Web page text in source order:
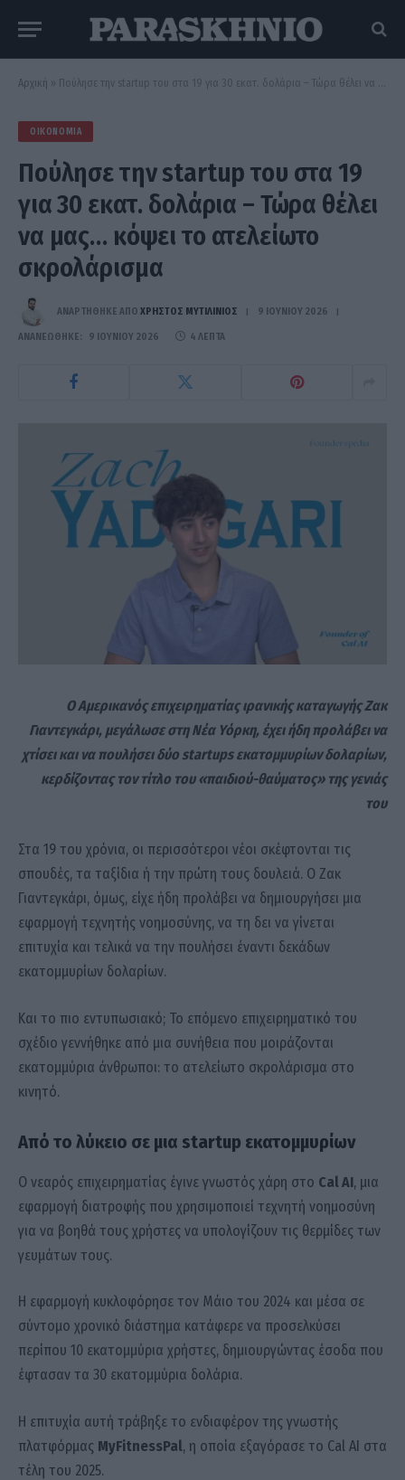
Αρχική » Πούλησε την startup του στα 19 για 30 εκατ. δολάρια – Τώρα θέλει να μας… κόψει το ατελείωτο σκρολάρισμα
ΟΙΚΟΝΟΜΊΑ
Πούλησε την startup του στα 19
για 30 εκατ. δολάρια – Τώρα θέλει
να μας… κόψει το ατελείωτο
σκρολάρισμα
ΑΝΑΡΤΗΘΗΚΕ ΑΠΟ ΧΡΉΣΤΟΣ ΜΥΤΙΛΙΝΙΌΣ 9 ΙΟΥΝΊΟΥ 2026
ΑΝΑΝΕΏΘΗΚΕ: 9 ΙΟΥΝΊΟΥ 2026 4 ΛΕΠΤΆ
Ο Αμερικανός επιχειρηματίας ιρανικής καταγωγής Ζακ
Γιαντεγκάρι, μεγάλωσε στη Νέα Υόρκη, έχει ήδη προλάβει να
χτίσει και να πουλήσει δύο startups εκατομμυρίων δολαρίων,
κερδίζοντας τον τίτλο του «παιδιού-θαύματος» της γενιάς
του
Στα 19 του χρόνια, οι περισσότεροι νέοι σκέφτονται τις
σπουδές, τα ταξίδια ή την πρώτη τους δουλειά. Ο Ζακ
Γιαντεγκάρι, όμως, είχε ήδη προλάβει να δημιουργήσει μια
εφαρμογή τεχνητής νοημοσύνης, να τη δει να γίνεται
επιτυχία και τελικά να την πουλήσει έναντι δεκάδων
εκατομμυρίων δολαρίων.
Και το πιο εντυπωσιακό; Το επόμενο επιχειρηματικό του
σχέδιο γεννήθηκε από μια συνήθεια που μοιράζονται
εκατομμύρια άνθρωποι: το ατελείωτο σκρολάρισμα στο
κινητό.
Από το λύκειο σε μια startup εκατομμυρίων
Ο νεαρός επιχειρηματίας έγινε γνωστός χάρη στο Cal AI, μια
εφαρμογή διατροφής που χρησιμοποιεί τεχνητή νοημοσύνη
για να βοηθά τους χρήστες να υπολογίζουν τις θερμίδες των
γευμάτων τους.
Η εφαρμογή κυκλοφόρησε τον Μάιο του 2024 και μέσα σε
σύντομο χρονικό διάστημα κατάφερε να προσελκύσει
περίπου 10 εκατομμύρια χρήστες, δημιουργώντας έσοδα που
έφτασαν τα 30 εκατομμύρια δολάρια.
Η επιτυχία αυτή τράβηξε το ενδιαφέρον της γνωστής
πλατφόρμας MyFitnessPal, η οποία εξαγόρασε το Cal AI στα
τέλη του 2025.